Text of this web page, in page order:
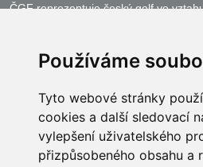
Používáme
Tyto webové stránky
cookies a další sledovací
vylepšení uživatelského
přizpůsobeného obsahu a
ČGF reprezentuje český golf ve